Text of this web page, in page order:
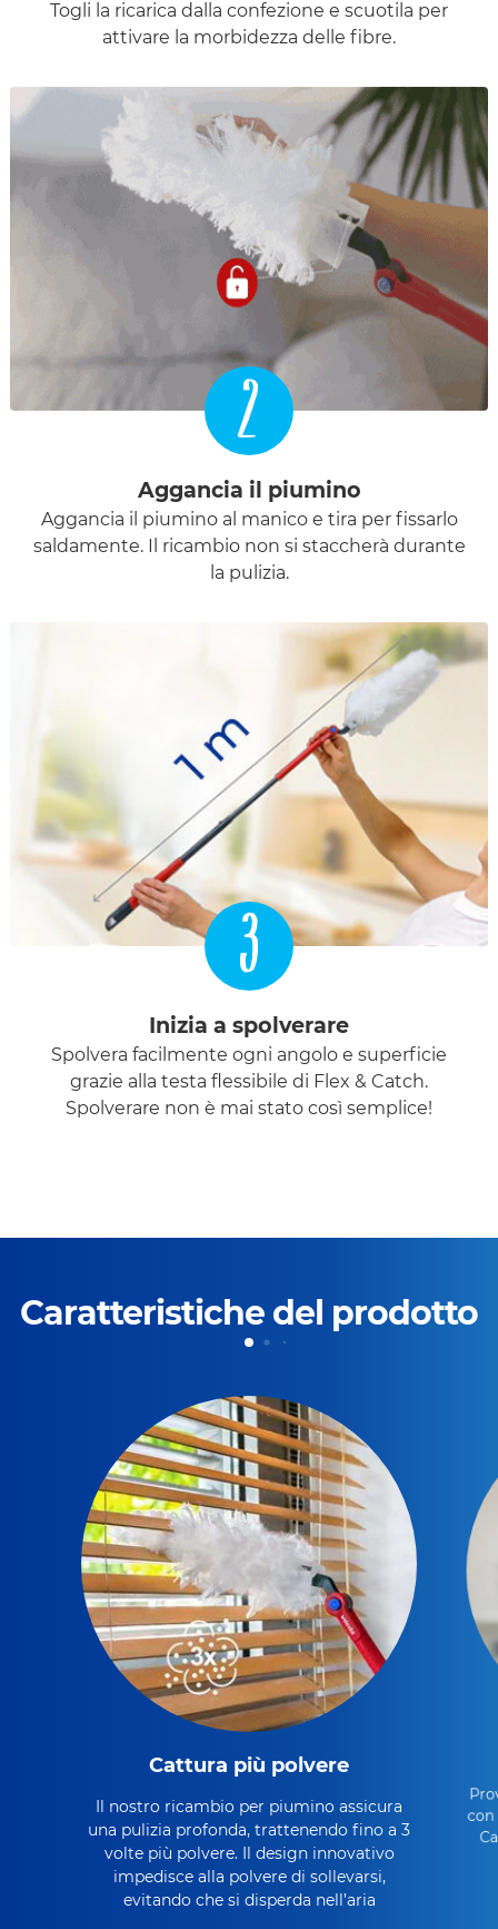
Togli la ricarica dalla confezione e scuotila per
attivare la morbidezza delle fibre.
2
Aggancia il piumino
Aggancia il piumino al manico e tira per fissarlo
saldamente. Il ricambio non si staccherà durante
la pulizia.
3
Inizia a spolverare
Spolvera facilmente ogni angolo e superficie
grazie alla testa flessibile di Flex & Catch.
Spolverare non è mai stato così semplice!
Caratteristiche del prodotto
Cattura più polvere
Il nostro ricambio per piumino assicura
una pulizia profonda, trattenendo fino a 3
volte più polvere. Il design innovativo
impedisce alla polvere di sollevarsi,
evitando che si disperda nell’aria
con